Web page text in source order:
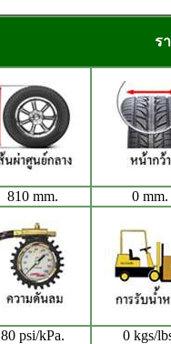
ร
810 mm. 0 mm.
80 psi/kPa. 0 kgs/